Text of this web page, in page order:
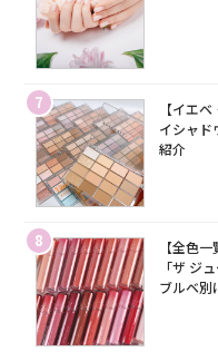
7
【イエ
イシャド
紹介
8
【全色
「ザ ジ
ブルベ別